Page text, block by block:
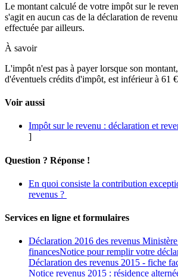
Le montant calculé de votre impôt sur le
s'agit en aucun cas de la déclaration de
effectuée par ailleurs.
À savoir
L'impôt n'est pas à payer lorsque son
d'éventuels crédits d'impôt, est inférieur à 61 €
Voir aussi
Impôt sur le revenu : déclaration et
]
Question ? Réponse !
En quoi consiste la contribution
revenus ?
Services en ligne et formulaires
Déclaration 2016 des revenus
financesNotice pour remplir votre
Déclaration des revenus 2015 - fiche
Notice revenus 2015 : résidence